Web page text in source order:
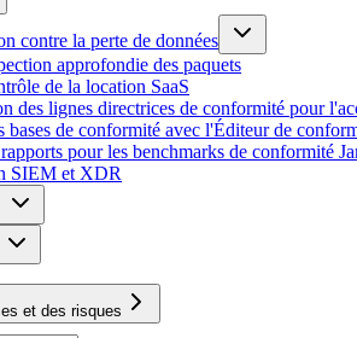
contre la perte de données
approfondie des paquets
de la location SaaS
des lignes directrices de conformité pour
bases de conformité avec l'Éditeur de
pour les benchmarks de conformité
SIEM et XDR
et des risques